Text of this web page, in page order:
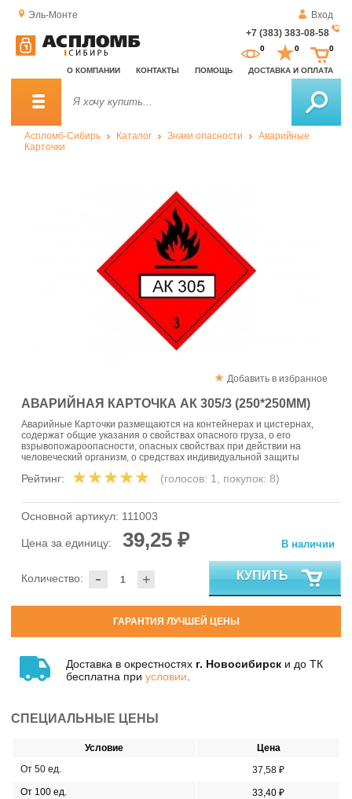
Эль-Монте
Вход
+7 (383) 383-08-58
О КОМПАНИИ КОНТАКТЫ ПОМОЩЬ ДОСТАВКА И ОПЛАТА
0 0 0
Аспломб-Сибирь Каталог Знаки опасности
Аварийные
Карточки
Добавить в избранное
АВАРИЙНАЯ КАРТОЧКА АК 305/3 (250*250ММ)
Аварийные Карточки размещаются на контейнерах и цистернах,
содержат общие указания о свойствах опасного груза, о его
взрывопожароопасности, опасных свойствах при действии на
человеческий организм, о средствах индивидуальной защиты
Рейтинг: (голосов: 1, покупок: 8)
Основной артикул: 111003
Цена за единицу: 39,25 ₽
- +
Количество:
В наличии
КУПИТЬ
ГАРАНТИЯ ЛУЧШЕЙ ЦЕНЫ
Доставка в окрестностях г. Новосибирск и до ТК
бесплатна при условии
СПЕЦИАЛЬНЫЕ ЦЕНЫ
Условие
Цена
От 50 ед.
37,58 ₽
От 100 ед.
33,40 ₽